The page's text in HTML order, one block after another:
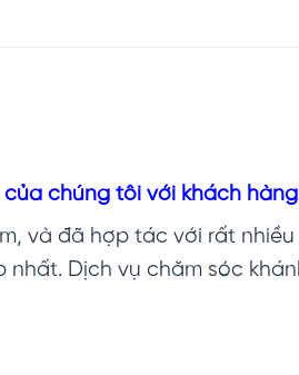
chúng tôi với khách
và đã hợp tác với rất
Dịch vụ chăm sóc